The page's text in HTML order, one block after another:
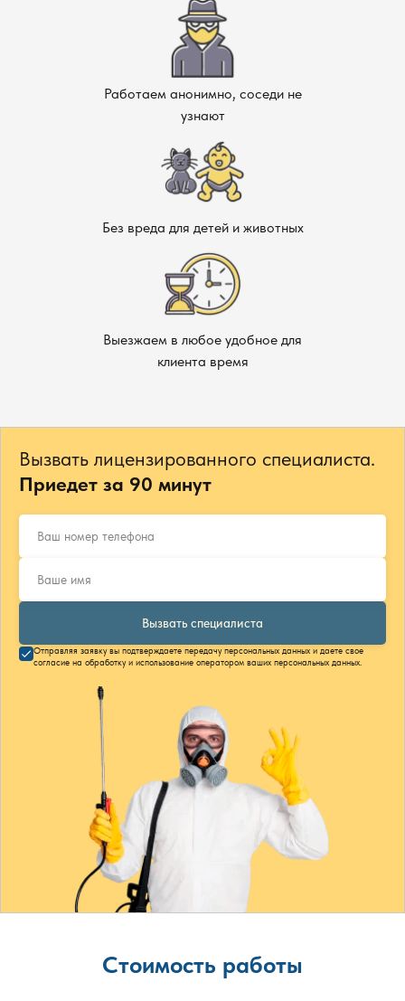
Как заказать услугу
Чтобы быстро решить проблему, позвоните нам или
оставьте заявку на сайте. Оператор уточнит все детали,
расскажет о доступных вариантах обработки и при
необходимости перезвонит в удобное для вас время.
поможет устранить источники заражения и обеспечит
безопасные условия для дальнейшего использования
Работаем анонимно, соседи не
узнают
Без вреда для детей и животных
Выезжаем в любое удобное для
клиента время
Вызвать лицензированного специалиста.
Приедет за 90 минут
Вызвать специалиста
Отправляя заявку вы подтверждаете передачу персональных данных и даете свое
согласие на обработку и использование оператором ваших персональных данных.
Стоимость работы